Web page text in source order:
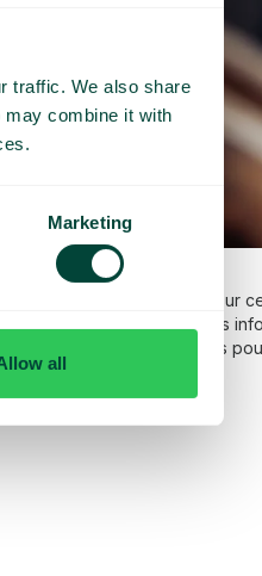
traffic. We also share
combine it with
Marketing
all
de l’itinérance et sur
FAQ, vous trouverez des
l’UE, ainsi que des conseils
en savoir plus.